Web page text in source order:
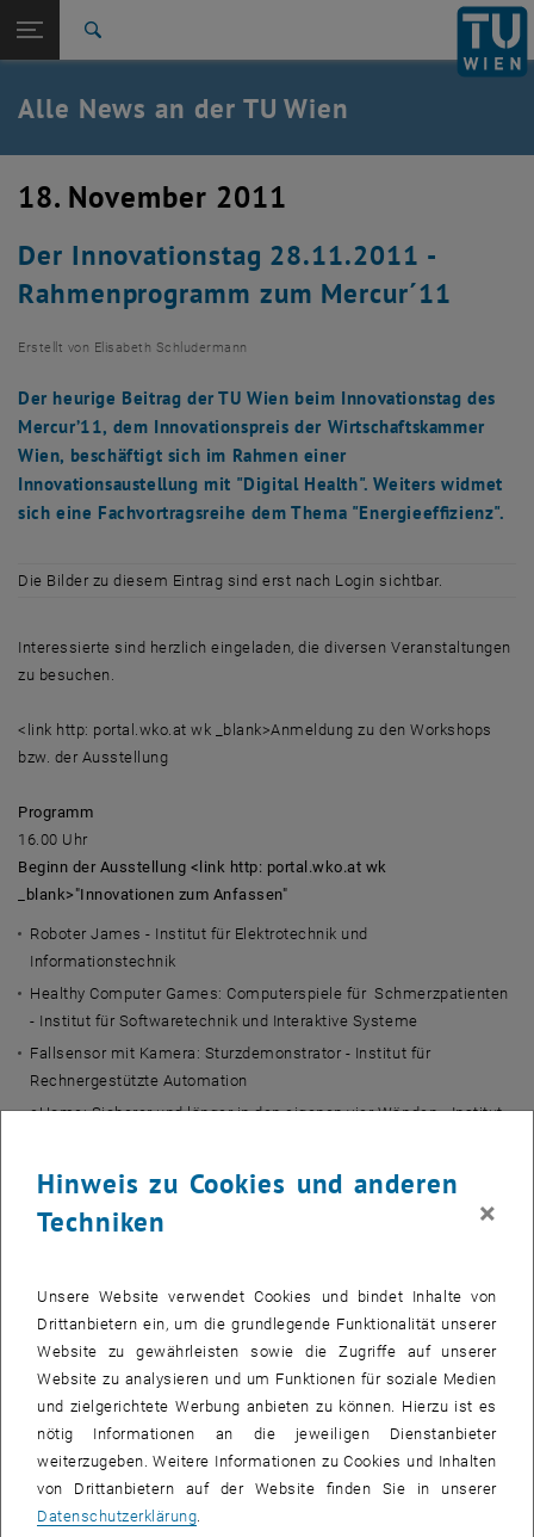
TU Login
Quicklinks
Quicklinks-Menü umschalten
Studium
Karriere
Zurück: Subseiten von TU Wien Startseite auflisten
Zurück zur letzten Ebene:
TU Wien Startseite
Übersicht
Alle News an der TU Wien
18. November 2011
Der Innovationstag 28.11.2011 -
Rahmenprogramm zum Mercur´11
Erstellt von Elisabeth Schludermann
Der heurige Beitrag der TU Wien beim Innovationstag des
Mercur’11, dem Innovationspreis der Wirtschaftskammer
Wien, beschäftigt sich im Rahmen einer
Innovationsaustellung mit "Digital Health". Weiters widmet
sich eine Fachvortragsreihe dem Thema "Energieeffizienz".
Die Bilder zu diesem Eintrag sind erst nach Login sichtbar.
Interessierte sind herzlich eingeladen, die diversen Veranstaltungen
zu besuchen.
<link http: portal.wko.at wk _blank>Anmeldung zu den Workshops
bzw. der Ausstellung
Programm
16.00 Uhr
Beginn der Ausstellung <link http: portal.wko.at wk
_blank>"Innovationen zum Anfassen"
Roboter James - Institut für Elektrotechnik und
Informationstechnik
Healthy Computer Games: Computerspiele für Schmerzpatienten
- Institut für Softwaretechnik und Interaktive Systeme
Fallsensor mit Kamera: Sturzdemonstrator - Institut für
Rechnergestützte Automation
eHome: Sicherer und länger in den eigenen vier Wänden - Institut
Beginn der Ausstellung „Innovative Projekte der Nominierten“
Für 40 UnternehmerInnen können wir die Möglichkeit bieten, das
Innovationen Wiener UnternehmerInnen kennenlernen, neue
Geschäftskontakte anbahnen und Ihr Netzwerk erweitern. Ein
Ausstellerverzeichnis steht vor Ort zur Verfügung. Aus dem Kreis
der Aussteller können Sie per SMS-Voting den Gewinner des
Publikumspreises mitbestimmen.
16.30 Uhr
Beginn der Vorträge
Im Rahmen des Innovationstages bieten wir Ihnen zwei fachlich
Hinweis zu Cookies und anderen
Techniken
×
Unsere Website verwendet Cookies und bindet Inhalte von
Drittanbietern ein, um die grundlegende Funktionalität unserer
Website zu gewährleisten sowie die Zugriffe auf unserer
Website zu analysieren und um Funktionen für soziale Medien
und zielgerichtete Werbung anbieten zu können. Hierzu ist es
nötig Informationen an die jeweiligen Dienstanbieter
weiterzugeben. Weitere Informationen zu Cookies und Inhalten
von Drittanbietern auf der Website finden Sie in unserer
Datenschutzerklärung.